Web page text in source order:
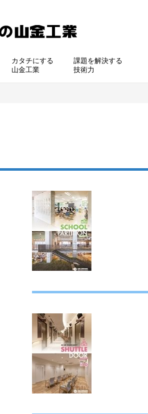
カタチにする
山金工業
課題を解決する
技術力